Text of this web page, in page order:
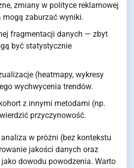
zmiany w polityce reklamowej
mogą zaburzać wyniki.
fragmentacji danych — zbyt
być statystycznie
(heatmapy, wykresy
wychwycenia trendów.
z innymi metodami (np.
przyczynowość.
analiza w próżni (bez kontekstu
jakości danych oraz
dowodu powodzenia. Warto